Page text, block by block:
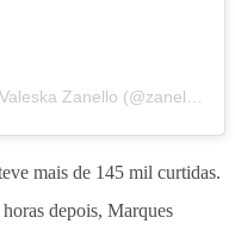
mais de 145 mil curtidas.
depois, Marques